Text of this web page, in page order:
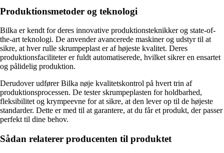
Produktionsmetoder og teknologi
Bilka er kendt for deres innovative produktionsteknikker og state-of-
the-art teknologi. De anvender avancerede maskiner og udstyr til at
sikre, at hver rulle skrumpeplast er af højeste kvalitet. Deres
produktionsfaciliteter er fuldt automatiserede, hvilket sikrer en ensartet
og pålidelig produktion.
Derudover udfører Bilka nøje kvalitetskontrol på hvert trin af
produktionsprocessen. De tester skrumpeplasten for holdbarhed,
fleksibilitet og krympeevne for at sikre, at den lever op til de højeste
standarder. Dette er med til at garantere, at du får et produkt, der passer
perfekt til dine behov.
Sådan relaterer producenten til produktet